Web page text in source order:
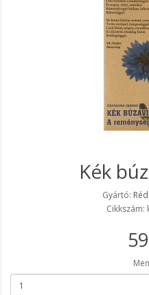
Kék
Gyártó:
Cikkszám: